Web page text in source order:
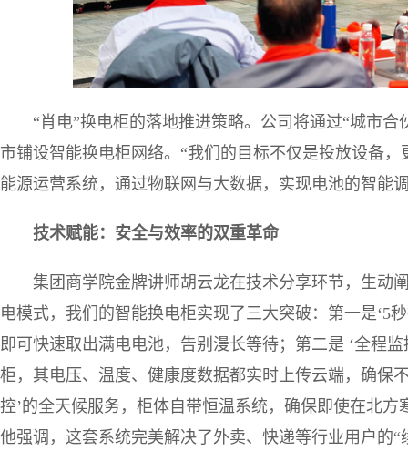
“肖电”换电柜的落地推进策略。公司将通过“城市
市铺设智能换电柜网络。“我们的目标不仅是投放设备
能源运营系统，通过物联网与大数据，实现电池的智能
技术赋能：安全与效率的双重革命
集团商学院金牌讲师胡云龙在技术分享环节，生动
电模式，我们的智能换电柜实现了三大突破：第一是‘5
即可快速取出满电电池，告别漫长等待；第二是 ‘全程
柜，其电压、温度、健康度数据都实时上传云端，确保
控’的全天候服务，柜体自带恒温系统，确保即使在北
他强调，这套系统完美解决了外卖、快递等行业用户的